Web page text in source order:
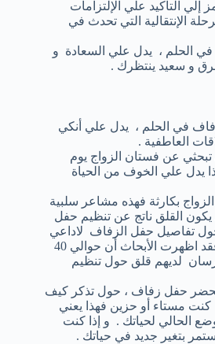
إلي التأكيد علي الإلتزامات
الإنتقالية التي تحدث في
في الحلم ، يدل علي السعادة و
و سعيد ينتظرك .
في الحلم ، يدل علي أنكي
العاطفية .
تبحثي عن فستان الزواج يوم
يدل علي الخوف من الحياة
بكارثة فهذه مشاعر سلبية
القلق ناتج عن تنظيم حفل
تفاصيل حفل الزفاف لاداعي
للقلق من هذا الحلم فقد اظهرت الأبحاث أن حوالي 40
لديهم قلق حول تنظيم
تحضر حفل زفاف ، حول تذكر كيف
كنت مستاء أو حزين فهذا يعني
الحالي لحياتك . و إذا كنت
بتغير جديد في حياتك .